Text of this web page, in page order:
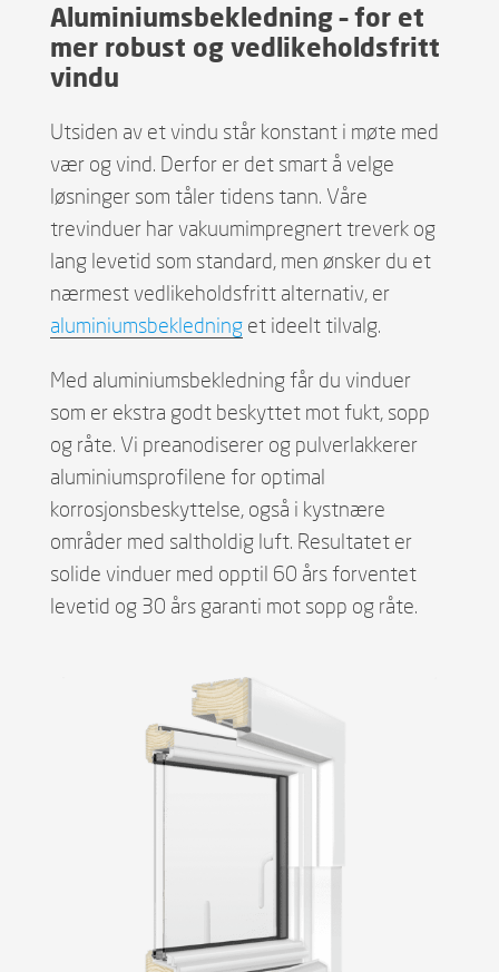
Aluminiumsbekledning – for et
mer robust og vedlikeholdsfritt
vindu
Utsiden av et vindu står konstant i møte med
vær og vind. Derfor er det smart å velge
løsninger som tåler tidens tann. Våre
trevinduer har vakuumimpregnert treverk og
lang levetid som standard, men ønsker du et
nærmest vedlikeholdsfritt alternativ, er
aluminiumsbekledninget ideelt tilvalg.
Med aluminiumsbekledning får du vinduer
som er ekstra godt beskyttet mot fukt, sopp
og råte. Vi preanodiserer og pulverlakkerer
aluminiumsprofilene for optimal
korrosjonsbeskyttelse, også i kystnære
områder med saltholdig luft. Resultatet er
solide vinduer med opptil 60 års forventet
levetid og 30 års garanti mot sopp og råte.